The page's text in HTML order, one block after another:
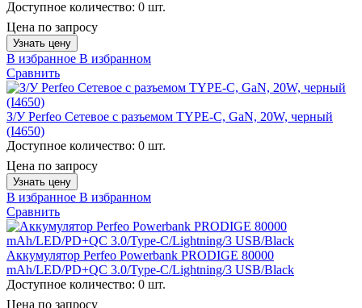
Доступное количество: 0 шт.
Цена по запросу
Узнать цену
В избранное В избранном
Сравнить
З/У Perfeo Сетевое с разъемом TYPE-C, GaN, 20W, черный
(I4650)
Доступное количество: 0 шт.
Цена по запросу
Узнать цену
В избранное В избранном
Сравнить
Аккумулятор Perfeo Powerbank PRODIGE 80000
mAh/LED/PD+QC 3.0/Type-C/Lightning/3 USB/Black
Доступное количество: 0 шт.
Цена по запросу